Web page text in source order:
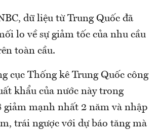
dữ liệu từ Trung Quốc đã
lo về sự giảm tốc của nhu cầu
toàn cầu.
cục Thống kê Trung Quốc công
khẩu của nước này trong
giảm mạnh nhất 2 năm và nhập
trái ngược với dự báo tăng mà